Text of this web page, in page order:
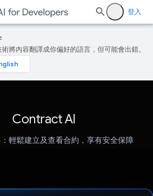
登入
將內容翻譯成你偏好的語言，但可能會出錯。
Contract AI
輕鬆建立及查看合約，享有安全保障